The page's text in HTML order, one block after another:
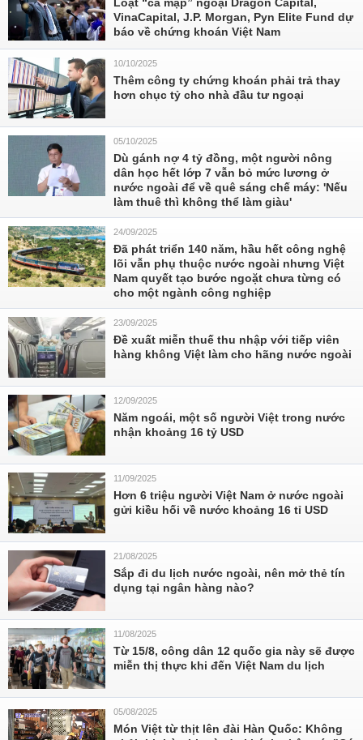
VinaCapital, J.P. Morgan, Pyn Elite Fund dự
báo về chứng khoán Việt Nam
10/10/2025
Thêm công ty chứng khoán phải trả thay
hơn chục tỷ cho nhà đầu tư ngoại
05/10/2025
Dù gánh nợ 4 tỷ đồng, một người nông
dân học hết lớp 7 vẫn bỏ mức lương ở
nước ngoài để về quê sáng chế máy: 'Nếu
làm thuê thì không thể làm giàu'
24/09/2025
Đã phát triển 140 năm, hầu hết công nghệ
lõi vẫn phụ thuộc nước ngoài nhưng Việt
Nam quyết tạo bước ngoặt chưa từng có
cho một ngành công nghiệp
23/09/2025
Đề xuất miễn thuế thu nhập với tiếp viên
hàng không Việt làm cho hãng nước ngoài
12/09/2025
Năm ngoái, một số người Việt trong nước
nhận khoảng 16 tỷ USD
11/09/2025
Hơn 6 triệu người Việt Nam ở nước ngoài
gửi kiều hối về nước khoảng 16 tỉ USD
21/08/2025
Sắp đi du lịch nước ngoài, nên mở thẻ tín
dụng tại ngân hàng nào?
11/08/2025
Từ 15/8, công dân 12 quốc gia này sẽ được
miễn thị thực khi đến Việt Nam du lịch
05/08/2025
Món Việt từ thịt lên đài Hàn Quốc: Không